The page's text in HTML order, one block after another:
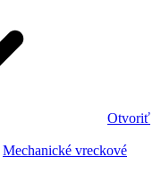
Otvoriť
Mechanické vreckové